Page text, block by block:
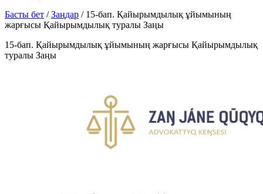
Басты бет /Заңдар / 15-бап. Қайырымдылық ұйымының
жарғысы Қайырымдылық туралы Заңы
15-бап. Қайырымдылық ұйымының жарғысы Қайырымдылық
туралы Заңы